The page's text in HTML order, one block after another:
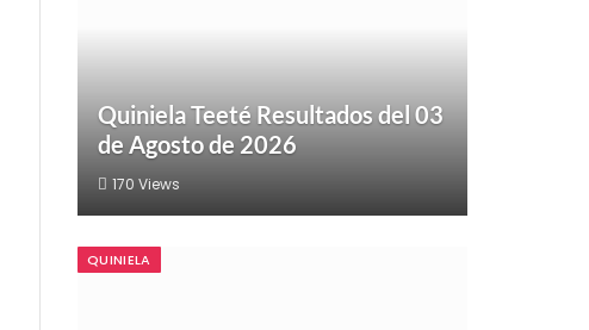
Quiniela Teeté Resultados del 03
de Agosto de 2026
170 Views
QUINIELA